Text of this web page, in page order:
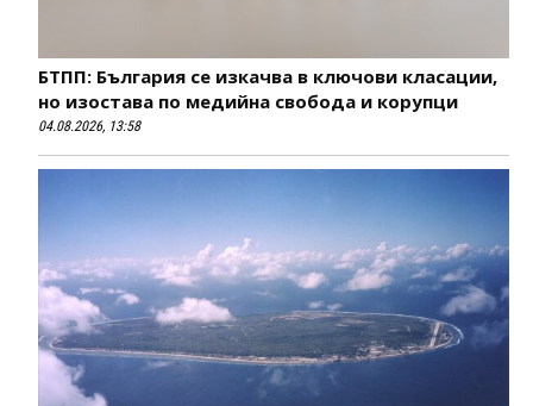
БТПП: България се изкачва в ключови класации,
но изостава по медийна свобода и корупци
04.08.2026, 13:58